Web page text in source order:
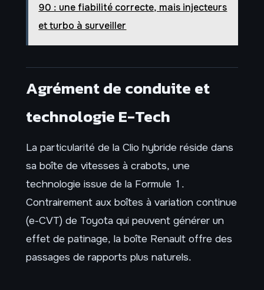
90 : une fiabilité correcte, mais injecteurs
et turbo à surveiller
Agrément de conduite et
technologie E-Tech
La particularité de la Clio hybride réside dans
sa boîte de vitesses à crabots, une
technologie issue de la Formule 1.
Contrairement aux boîtes à variation continue
(e-CVT) de Toyota qui peuvent générer un
effet de patinage, la boîte Renault offre des
passages de rapports plus naturels.